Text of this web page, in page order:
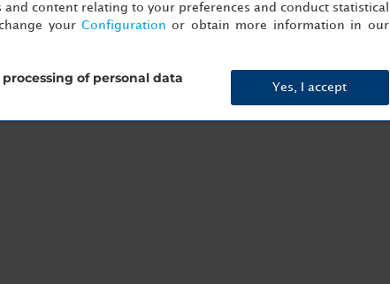
content relating to your preferences and conduct statistical
your Configuration or obtain more information in our
of personal data
Yes, I accept